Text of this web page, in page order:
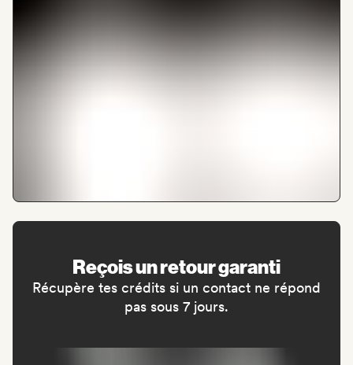
Reçois un retour garanti
Récupère tes crédits si un contact ne répond
pas sous 7 jours.